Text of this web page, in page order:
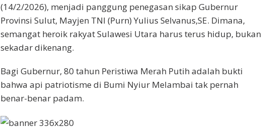
(14/2/2026), menjadi panggung penegasan sikap Gubernur
Provinsi Sulut, Mayjen TNI (Purn) Yulius Selvanus,SE. Dimana,
semangat heroik rakyat Sulawesi Utara harus terus hidup, bukan
sekadar dikenang.
Bagi Gubernur, 80 tahun Peristiwa Merah Putih adalah bukti
bahwa api patriotisme di Bumi Nyiur Melambai tak pernah
benar-benar padam.